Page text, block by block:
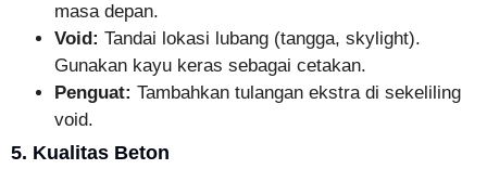
masa depan.
Void: Tandai lokasi lubang (tangga, skylight).
Gunakan kayu keras sebagai cetakan.
Penguat: Tambahkan tulangan ekstra di sekeliling
void.
5. Kualitas Beton